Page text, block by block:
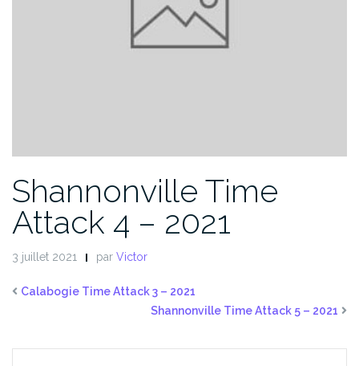
Shannonville Time
Attack 4 – 2021
3 juillet 2021 par Victor
Calabogie Time Attack 3 – 2021
Shannonville Time Attack 5 – 2021